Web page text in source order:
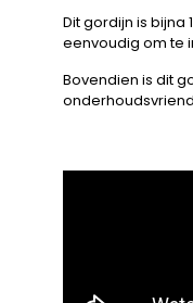
Dit gordijn is bijna
eenvoudig om te
Bovendien is dit